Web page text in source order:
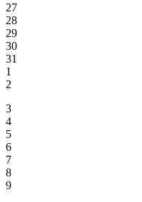
27
28
29
30
31
1
2
3
4
5
6
7
8
9